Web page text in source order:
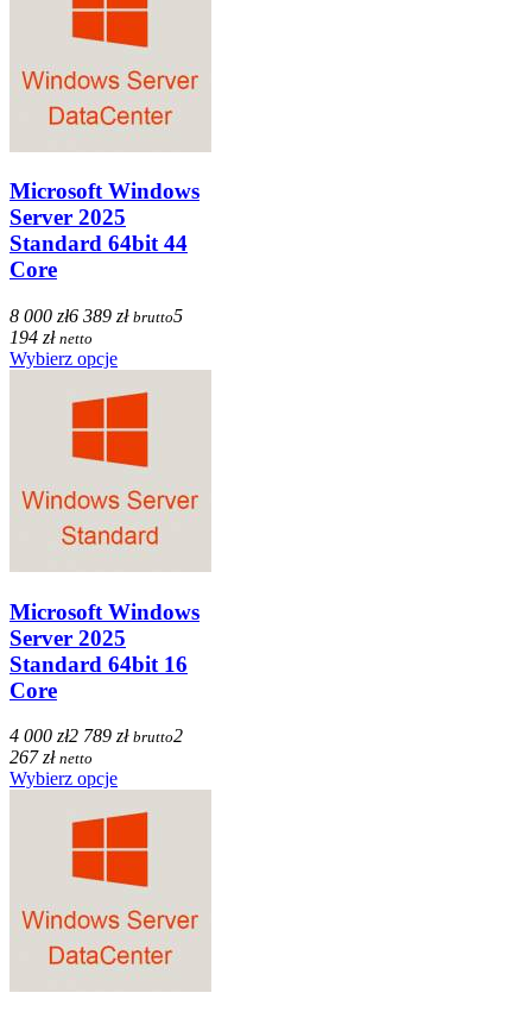
Microsoft Windows
Server 2025
Standard 64bit 44
Core
8 000 zł6 389 zł brutto5
194 zł netto
Wybierz opcje
Microsoft Windows
Server 2025
Standard 64bit 16
Core
4 000 zł2 789 zł brutto2
267 zł netto
Wybierz opcje